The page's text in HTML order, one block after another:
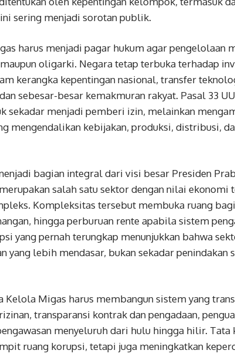
sering menjadi sorotan publik.
harus menjadi pagar hukum agar pengelolaan
oligarki. Negara tetap terbuka terhadap
kerangka kepentingan nasional, transfer
sebesar-besar kemakmuran rakyat. Pasal 33
sekadar menjadi pemberi izin, melainkan
mengendalikan kebijakan, produksi, distribusi,
bagian integral dari visi besar Presiden
salah satu sektor dengan nilai ekonomi
Kompleksitas tersebut membuka ruang
hingga perburuan rente apabila sistem
yang pernah terungkap menunjukkan bahwa
yang lebih mendasar, bukan sekadar penindakan
Kelola Migas harus membangun sistem yang
transparansi kontrak dan pengadaan,
menyeluruh dari hulu hingga hilir.
ruang korupsi, tetapi juga meningkatkan